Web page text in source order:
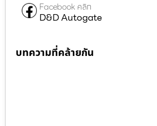
Facebook คลิก
D&D Autogate
บทความที่คล้ายกัน